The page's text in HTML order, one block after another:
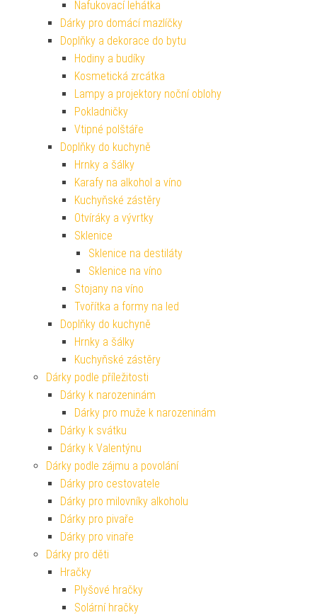
Nafukovací lehátka
Dárky pro domácí mazlíčky
Doplňky a dekorace do bytu
Hodiny a budíky
Kosmetická zrcátka
Lampy a projektory noční oblohy
Pokladničky
Vtipné polštáře
Doplňky do kuchyně
Hrnky a šálky
Karafy na alkohol a víno
Kuchyňské zástěry
Otvíráky a vývrtky
Sklenice
Sklenice na destiláty
Sklenice na víno
Stojany na víno
Tvořítka a formy na led
Doplňky do kuchyně
Hrnky a šálky
Kuchyňské zástěry
Dárky podle příležitosti
Dárky k narozeninám
Dárky pro muže k narozeninám
Dárky k svátku
Dárky k Valentýnu
Dárky podle zájmu a povolání
Dárky pro cestovatele
Dárky pro milovníky alkoholu
Dárky pro pivaře
Dárky pro vinaře
Dárky pro děti
Hračky
Plyšové hračky
Solární hračky